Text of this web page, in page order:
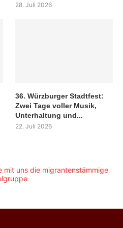
28. Juli 2026
36. Würzburger Stadtfest:
Zwei Tage voller Musik,
Unterhaltung und...
22. Juli 2026